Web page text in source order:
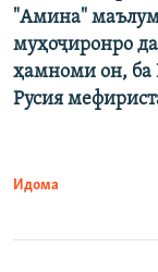
"Амина"
муҳоҷиронро
ҳамноми он, ба
Русия
Идома